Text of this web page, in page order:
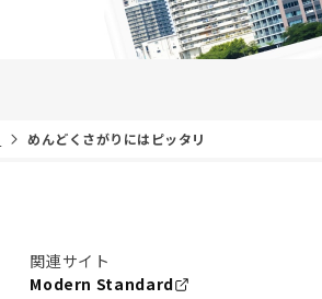
めんどくさがりにはピッタリ
関連サイト
Modern Standard